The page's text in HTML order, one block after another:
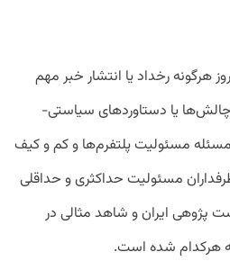
هرگونه رخداد یا انتشار خبر مهم
چالش‌ها یا دستاوردهای سیاستی-
مسئله مسئولیت پلتفرم‌ها و کم و کیف
مسئولیت حداکثری و حداقلی
پژوهی ایران و شاهد مثالی در
هرکدام شده است.